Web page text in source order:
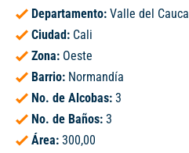
Departamento: Valle del Cauca
Ciudad: Cali
Zona: Oeste
Barrio: Normandía
No. de Alcobas: 3
No. de Baños: 3
Área: 300,00